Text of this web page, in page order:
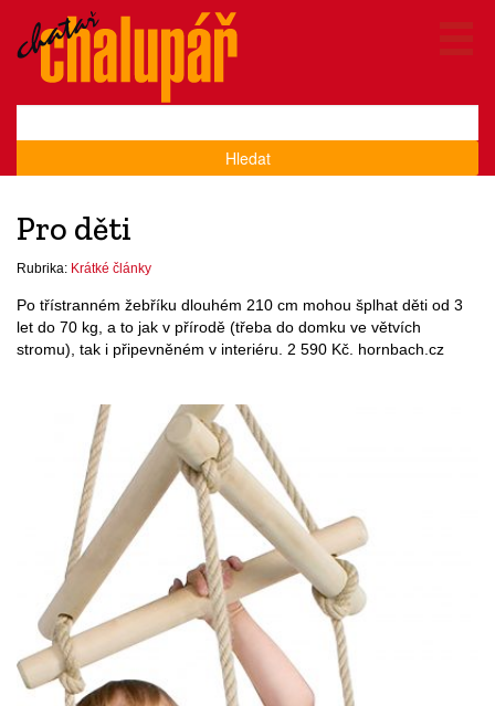
Hledat
Pro děti
Rubrika: Krátké články
Po třístranném žebříku dlouhém 210 cm mohou šplhat děti od 3
let do 70 kg, a to jak v přírodě (třeba do domku ve větvích
stromu), tak i připevněném v interiéru. 2 590 Kč. hornbach.cz